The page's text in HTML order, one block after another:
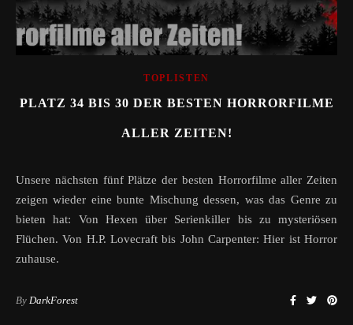
TOPLISTEN
PLATZ 34 BIS 30 DER BESTEN HORRORFILME
ALLER ZEITEN!
Unsere nächsten fünf Plätze der besten Horrorfilme aller Zeiten
zeigen wieder eine bunte Mischung dessen, was das Genre zu
bieten hat: Von Hexen über Serienkiller bis zu mysteriösen
Flüchen. Von H.P. Lovecraft bis John Carpenter: Hier ist Horror
zuhause.
By DarkForest